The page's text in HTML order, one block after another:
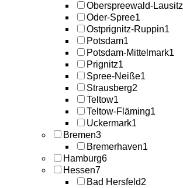
Oberspreewald-Lausitz
Oder-Spree1
Ostprignitz-Ruppin1
Potsdam1
Potsdam-Mittelmark1
Prignitz1
Spree-Neiße1
Strausberg2
Teltow1
Teltow-Fläming1
Uckermark1
Bremen3
Bremerhaven1
Hamburg6
Hessen7
Bad Hersfeld2